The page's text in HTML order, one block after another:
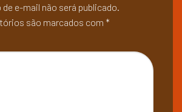
e-mail não será publicado.
são marcados com *